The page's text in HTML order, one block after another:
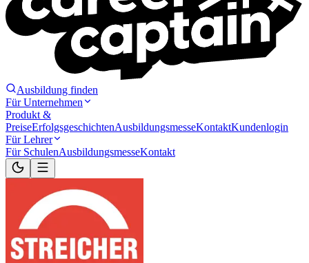
Ausbildung finden
Für Unternehmen
Produkt &
PreiseErfolgsgeschichtenAusbildungsmesseKontaktKundenlogin
Für Lehrer
Für SchulenAusbildungsmesseKontakt